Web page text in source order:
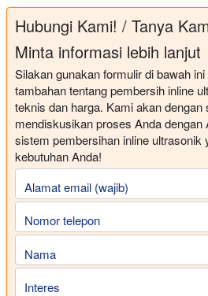
Hubungi Kami! / Tanya
Minta informasi lebih lanjut
Silakan gunakan formulir di bawah
tambahan tentang pembersih inline
teknis dan harga. Kami akan dengan
mendiskusikan proses Anda dengan
sistem pembersihan inline ultrasonik
kebutuhan Anda!
Alamat email (wajib)
Nomor telepon
Nama
Interes